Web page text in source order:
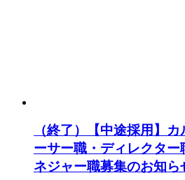
（終了）【中途採用】
ーサー職・ディレクタ
ネジャー職募集のお知ら